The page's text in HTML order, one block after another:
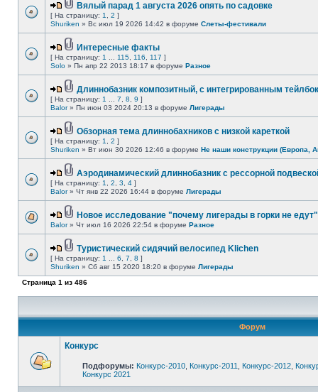
Вялый парад 1 августа 2026 опять по садовке
[ На страницу: 1 2 ]
Shuriken » Вс июл 19 2026 14:42 в форуме Слеты-фестивали
Интересные факты
[ На страницу: 1 115 116 117 ]
Solo » Пн апр 22 2013 18:17 в форуме Разное
Длиннобазник композитный, с интегрированным
[ На страницу: 1 7 8 9 ]
Balor» Пн июн 03 2024 20:13 в форуме Лигерады
Обзорная тема длиннобахников с низкой кареткой
[ На страницу: 1 2 ]
Shuriken » Вт июн 30 2026 12:46 в форуме Не наши конструкции (Европа,
Аэродинамический длиннобазник с рессорной
[ На страницу: 1 2 3 4 ]
Balor» Чт янв 22 2026 16:44 в форуме Лигерады
Новое исследование "почему лигерады в горки не
Balor» Чт июл 16 2026 22:54 в форуме Разное
Туристический сидячий велосипед Klichen
[ На страницу: 1 6 7 8 ]
Shuriken » Сб авг 15 2020 18:20 в форуме Лигерады
Страница 1 из 486
Форум
Конкурс
Подфорумы: Конкурс-2010 Конкурс-2011 Конкурс-2012
Конкурс 2021